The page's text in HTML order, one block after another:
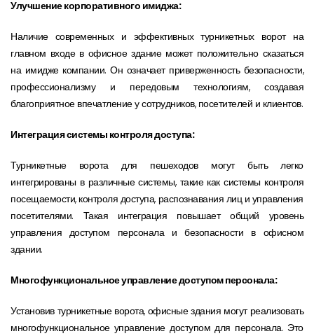
Улучшение корпоративного имиджа:
Наличие современных и эффективных турникетных ворот на
главном входе в офисное здание может положительно сказаться
на имидже компании. Он означает приверженность безопасности,
профессионализму и передовым технологиям, создавая
благоприятное впечатление у сотрудников, посетителей и клиентов.
Интеграция системы контроля доступа:
Турникетные ворота для пешеходов могут быть легко
интегрированы в различные системы, такие как системы контроля
посещаемости, контроля доступа, распознавания лиц и управления
посетителями. Такая интеграция повышает общий уровень
управления доступом персонала и безопасности в офисном
здании.
Многофункциональное управление доступом персонала:
Установив турникетные ворота, офисные здания могут реализовать
многофункциональное управление доступом для персонала. Это